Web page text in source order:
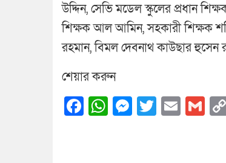
উদ্দিন, সেভি মডেল স্কুলের প্রধান
শিক্ষক আল আমিন, সহকারী শিক্ষক
রহমান, বিমল দেবনাথ কাউছার হুসেন
শেয়ার করুন
Facebook
WhatsApp
Twitter